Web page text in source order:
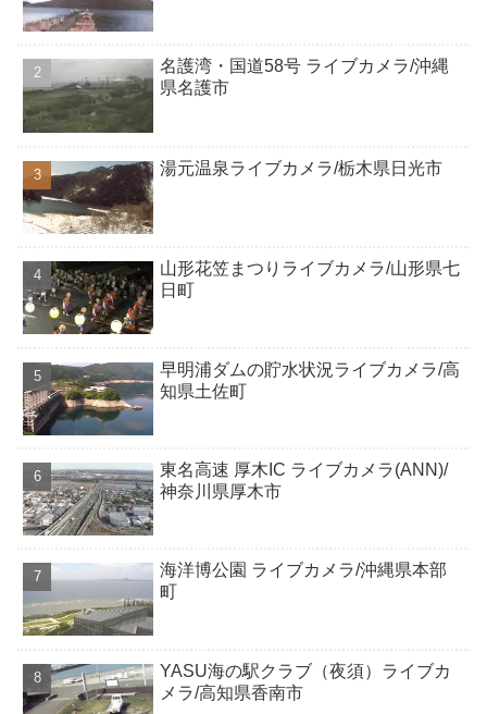
名護湾・国道58号 ライブカメラ/沖縄
県名護市
湯元温泉ライブカメラ/栃木県日光市
山形花笠まつりライブカメラ/山形県七
日町
早明浦ダムの貯水状況ライブカメラ/高
知県土佐町
東名高速 厚木IC ライブカメラ(ANN)/
神奈川県厚木市
海洋博公園 ライブカメラ/沖縄県本部
町
YASU海の駅クラブ（夜須）ライブカ
メラ/高知県香南市